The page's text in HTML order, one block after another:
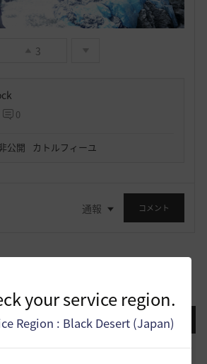
your service region.
Region : Black Desert (Japan)
3
0
公開 カトルフィーユ
通報 コメント
順 コメント順 推奨順 話題順
速成長、HYPERBOOST